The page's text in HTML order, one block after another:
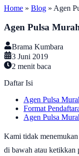
Home » Blog » Agen
Agen Pulsa
Brama Kumbara
3 Juni 2019
2 menit baca
Daftar Isi
Agen Pulsa
Format
Agen Pulsa
Kami tidak
di bawah atau ketikkan